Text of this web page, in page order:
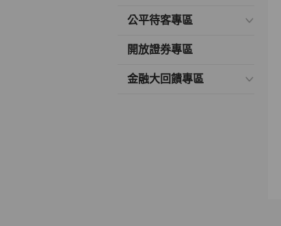
公平待客專區
開放證券專區
金融大回饋專區